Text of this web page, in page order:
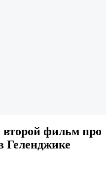
фильм про
Геленджике